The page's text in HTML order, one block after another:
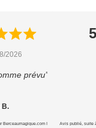
2026
prévu”
B.
Berceaumagique.com le 15/07/2026Avis publié, suite